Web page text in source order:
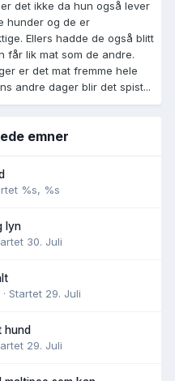
det ikke da hun også lever
hunder og de er
Ellers hadde de også blitt
får lik mat som de andre.
er det mat fremme hele
andre dager blir det spist...
emner
%s, %s
lyn
30. Juli
· Startet 29. Juli
hund
29. Juli